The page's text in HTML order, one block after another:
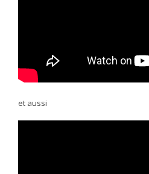
et aussi